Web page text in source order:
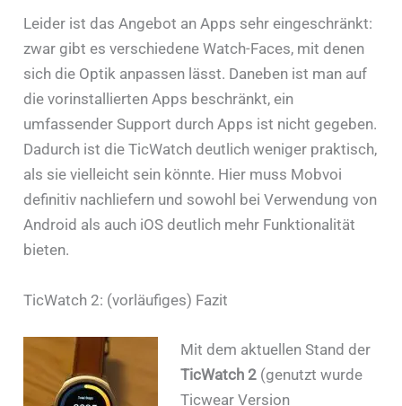
Leider ist das Angebot an Apps sehr eingeschränkt:
zwar gibt es verschiedene Watch-Faces, mit denen
sich die Optik anpassen lässt. Daneben ist man auf
die vorinstallierten Apps beschränkt, ein
umfassender Support durch Apps ist nicht gegeben.
Dadurch ist die TicWatch deutlich weniger praktisch,
als sie vielleicht sein könnte. Hier muss Mobvoi
definitiv nachliefern und sowohl bei Verwendung von
Android als auch iOS deutlich mehr Funktionalität
bieten.
TicWatch 2: (vorläufiges) Fazit
Mit dem aktuellen Stand der
TicWatch 2 (genutzt wurde
Ticwear Version